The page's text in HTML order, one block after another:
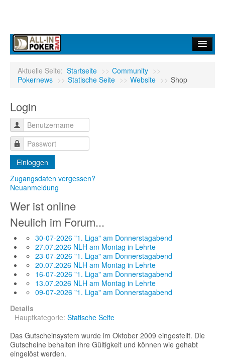
Forum
Infos
Turniere
Ergebnisdienst
Community
Aktuelle Seite: Startseite >> Community >>
Pokernews >> Statische Seite >> Website >> Shop
Login
Einloggen
Zugangsdaten vergessen?
Neuanmeldung
Wer ist online
Neulich im Forum...
30-07-2026 "1. Liga" am Donnerstagabend
27.07.2026 NLH am Montag in Lehrte
23-07-2026 "1. Liga" am Donnerstagabend
20.07.2026 NLH am Montag in Lehrte
16-07-2026 "1. Liga" am Donnerstagabend
13.07.2026 NLH am Montag in Lehrte
09-07-2026 "1. Liga" am Donnerstagabend
Details
Hauptkategorie: Statische Seite
Das Gutscheinsystem wurde im Oktober 2009 eingestellt. Die
Gutscheine behalten ihre Gültigkeit und können wie gehabt
eingelöst werden.